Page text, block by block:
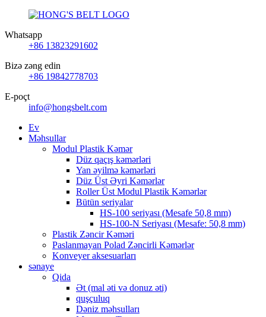
Whatsapp
+86 13823291602
Bizə zəng edin
+86 19842778703
E-poçt
info@hongsbelt.com
Ev
Məhsullar
Modul Plastik Kəmər
Düz qaçış kəmərləri
Yan əyilmə kəmərləri
Düz Üst Əyri Kəmərlər
Roller Üst Modul Plastik Kəmərlər
Bütün seriyalar
HS-100 seriyası (Mesafe 50,8 mm)
HS-100-N Seriyası (Mesafe: 50,8 mm)
Plastik Zəncir Kəməri
Paslanmayan Polad Zəncirli Kəmərlər
Konveyer aksesuarları
sənaye
Qida
Ət (mal əti və donuz əti)
quşçuluq
Dəniz məhsulları